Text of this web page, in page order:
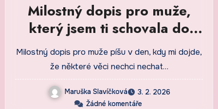
Milostný dopis pro muže,
který jsem ti schovala do
knihy na nočním stolku
Milostný dopis pro muže píšu v den, kdy mi dojde,
že některé věci nechci nechat…
Maruška Slavíčková
3. 2. 2026
Žádné komentáře